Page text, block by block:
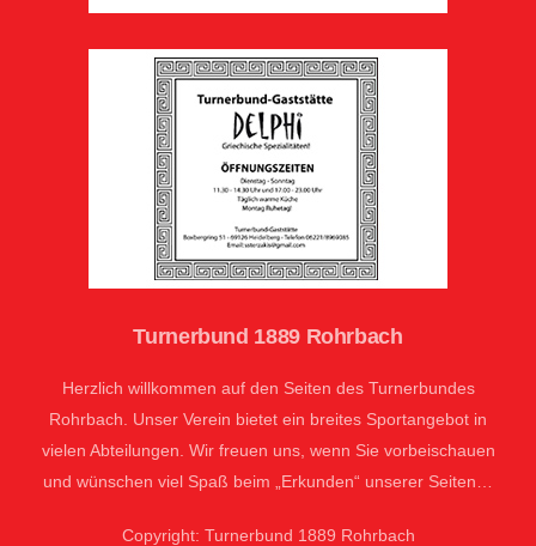
Turnerbund 1889 Rohrbach
Herzlich willkommen auf den Seiten des Turnerbundes
Rohrbach. Unser Verein bietet ein breites Sportangebot in
vielen Abteilungen. Wir freuen uns, wenn Sie vorbeischauen
und wünschen viel Spaß beim „Erkunden“ unserer Seiten…
Copyright: Turnerbund 1889 Rohrbach